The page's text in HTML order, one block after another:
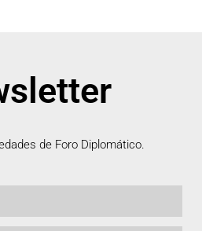
de Foro Diplomático.